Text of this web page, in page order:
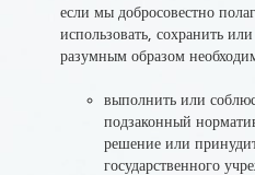
если мы добросовестно
использовать, сохранить
разумным образом
выполнить или
подзаконный
решение или
государственного